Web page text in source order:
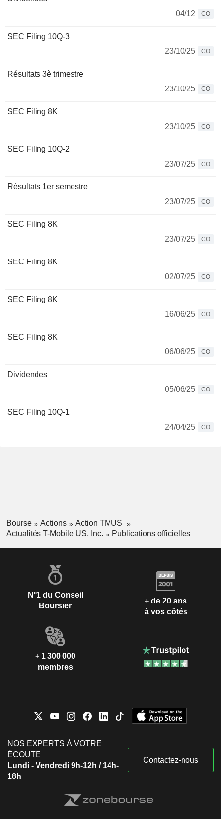
04/12
CO
SEC Filing 10Q-3
23/10/25
CO
Résultats 3è trimestre
23/10/25
CO
SEC Filing 8K
23/10/25
CO
SEC Filing 10Q-2
23/07/25
CO
Résultats 1er semestre
23/07/25
CO
SEC Filing 8K
23/07/25
CO
SEC Filing 8K
02/07/25
CO
SEC Filing 8K
16/06/25
CO
SEC Filing 8K
06/06/25
CO
Dividendes
05/06/25
CO
SEC Filing 10Q-1
24/04/25
CO
Bourse Actions
Action TMUS
Actualités T-Mobile US, Inc.
Publications officielles
N°1 du Conseil
Boursier
+ de 20 ans
à vos côtés
+ 1 300 000
membres
NOS EXPERTS À VOTRE
ÉCOUTE
Lundi - Vendredi 9h-12h / 14h-
18h
Contactez-nous